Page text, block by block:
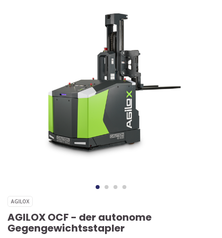
AGILOX
AGILOX OCF - der autonome
Gegengewichtsstapler